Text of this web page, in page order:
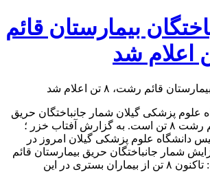
بیمارستان قائم
علوم پزشکی گیلان شمار جانباختگان حریق
مهیب بیمارستان قائم رشت ۸ تن است. به گزارش آفتاب خزر ؛
دانشگاه علوم پزشکی گیلان امروز در
شمار جانباختگان حریق بیمارستان قائم
رشت خبر داد و گفت: تاکنون ۸ تن از بیماران بستری در این